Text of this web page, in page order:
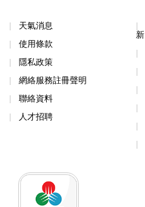
天氣消息
使用條款
隱私政策
網絡服務註冊聲明
聯絡資料
人才招聘
新